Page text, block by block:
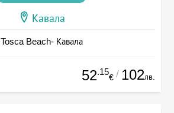
Кавала
Tosca Beach- Кавала
52.15
€ / 102лв.